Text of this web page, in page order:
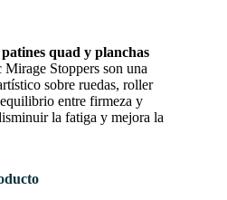
patines quad y planchas
Stoppers son una
sobre ruedas, roller
entre firmeza y
la fatiga y mejora la